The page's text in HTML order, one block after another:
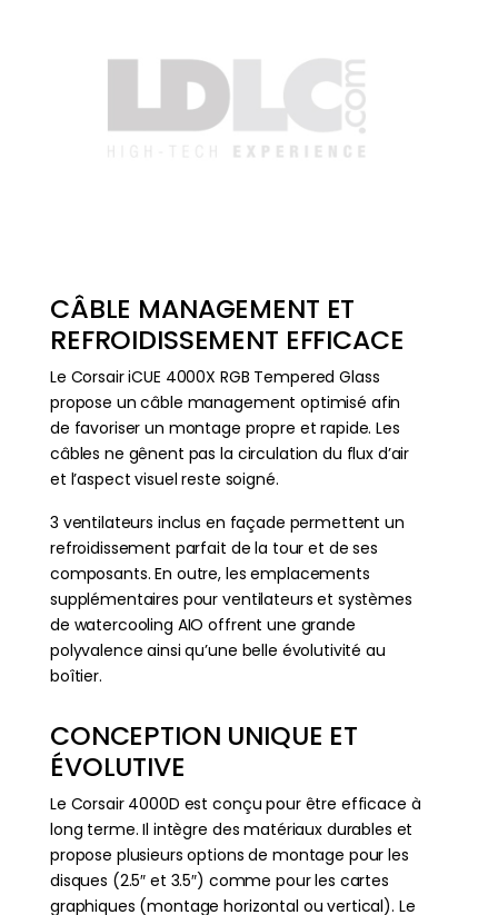
CÂBLE MANAGEMENT ET
REFROIDISSEMENT EFFICACE
Le Corsair iCUE 4000X RGB Tempered Glass
propose un câble management optimisé afin
de favoriser un montage propre et rapide. Les
câbles ne gênent pas la circulation du flux d’air
et l’aspect visuel reste soigné.
3 ventilateurs inclus en façade permettent un
refroidissement parfait de la tour et de ses
composants. En outre, les emplacements
supplémentaires pour ventilateurs et systèmes
de watercooling AIO offrent une grande
polyvalence ainsi qu’une belle évolutivité au
boîtier.
CONCEPTION UNIQUE ET
ÉVOLUTIVE
Le Corsair 4000D est conçu pour être efficace à
long terme. Il intègre des matériaux durables et
propose plusieurs options de montage pour les
disques (2.5″ et 3.5″) comme pour les cartes
graphiques (montage horizontal ou vertical). Le